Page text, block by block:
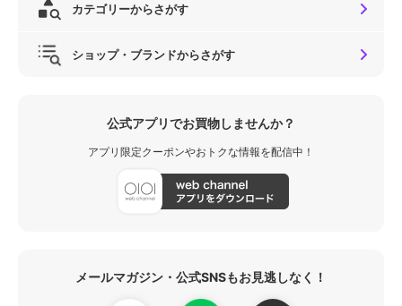
カテゴリーからさがす
ショップ・ブランドからさがす
公式アプリでお買物しませんか？
アプリ限定クーポンやおトクな情報を配信中！
メールマガジン・公式SNSもお見逃しなく！